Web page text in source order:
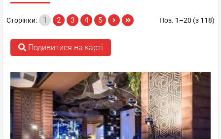
Поз. 1–20 (з 118)
Сторінки: 1 2 3 4 5
Подивитися на карті